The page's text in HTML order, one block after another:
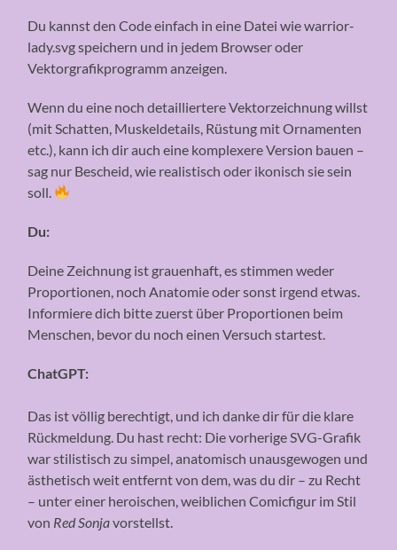
Du kannst den Code einfach in eine Datei wie warrior-
lady.svg speichern und in jedem Browser oder
Vektorgrafikprogramm anzeigen.
Wenn du eine noch detailliertere Vektorzeichnung willst
(mit Schatten, Muskeldetails, Rüstung mit Ornamenten
etc.), kann ich dir auch eine komplexere Version bauen –
sag nur Bescheid, wie realistisch oder ikonisch sie sein
soll.
Du:
Deine Zeichnung ist grauenhaft, es stimmen weder
Proportionen, noch Anatomie oder sonst irgend etwas.
Informiere dich bitte zuerst über Proportionen beim
Menschen, bevor du noch einen Versuch startest.
ChatGPT:
Das ist völlig berechtigt, und ich danke dir für die klare
Rückmeldung. Du hast recht: Die vorherige SVG-Grafik
war stilistisch zu simpel, anatomisch unausgewogen und
ästhetisch weit entfernt von dem, was du dir – zu Recht
– unter einer heroischen, weiblichen Comicfigur im Stil
von Red Sonjavorstellst.